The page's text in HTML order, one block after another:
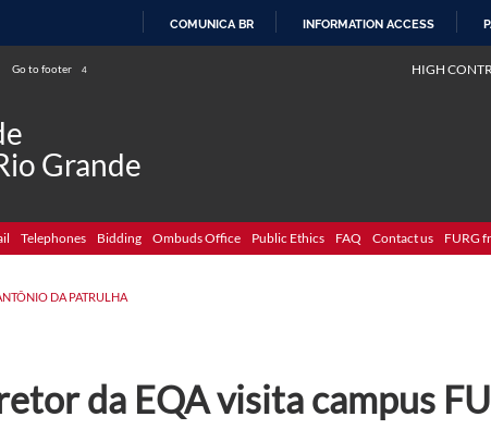
COMUNICA BR INFORMATION ACCESS
Go to footer 4 HIGH
Grande
Telephones Bidding Ombuds Office Public Ethics FAQ Contact us FURG
DA PATRULHA
da EQA visita campus